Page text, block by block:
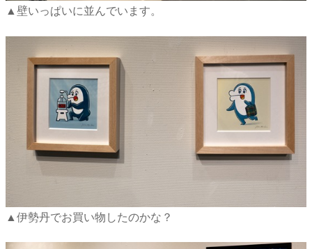
▲壁いっぱいに並んでいます。
▲伊勢丹でお買い物したのかな？